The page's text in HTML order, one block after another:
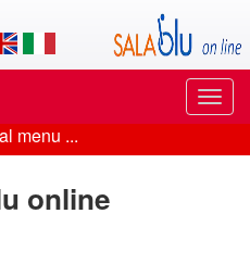
di
menu ...
online